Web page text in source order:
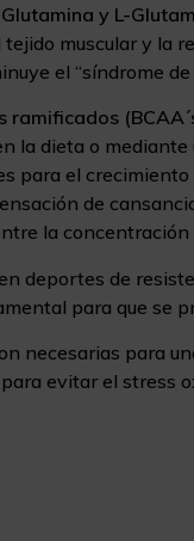
y L-
muscular y la
el “síndrome
ramificados
la dieta o
para el
de
la
deportes de
para que se
necesarias para
evitar el stress